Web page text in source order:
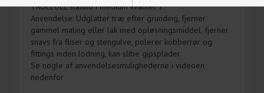
Funktionelle
TROLLULL ståluld i medium kvalitet 1.
Anvendelse: Udglatter træ efter grunding, fjerner
gammel maling eller lak med opløsningsmiddel, fjerner
snavs fra fliser og stengulve, polerer kobberrør og
fittings inden lodning, kan slibe gipsplader.
Se nogle af anvendelsesmulighederne i videoen
nedenfor